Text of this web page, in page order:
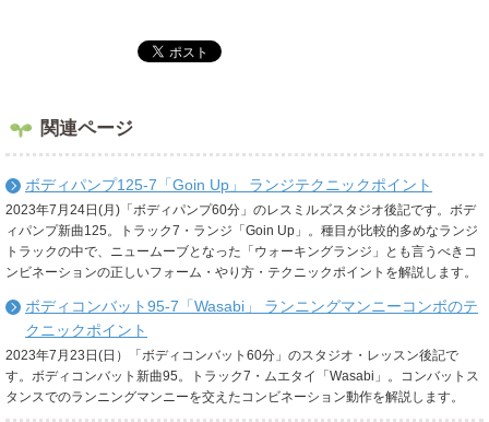
関連ページ
ボディパンプ125-7「Goin Up」 ランジテクニックポイント
2023年7月24日(月)「ボディパンプ60分」のレスミルズスタジオ後記です。ボデ
ィパンプ新曲125。トラック7・ランジ「Goin Up」。種目が比較的多めなランジ
トラックの中で、ニュームーブとなった「ウォーキングランジ」とも言うべきコ
ンビネーションの正しいフォーム・やり方・テクニックポイントを解説します。
ボディコンバット95-7「Wasabi」 ランニングマンニーコンボのテ
クニックポイント
2023年7月23日(日）「ボディコンバット60分」のスタジオ・レッスン後記で
す。ボディコンバット新曲95。トラック7・ムエタイ「Wasabi」。コンバットス
タンスでのランニングマンニーを交えたコンビネーション動作を解説します。